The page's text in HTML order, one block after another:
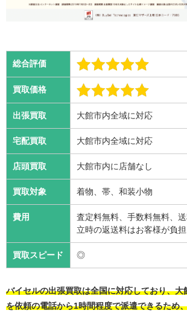
総合評価
買取価格
出張買取 大館市内全域に対応
宅配買取 大館市内全域に対応
店頭買取 大館市内に店舗なし
買取対象 着物、帯、和装小物
費用
査定料無料、手数料無料、
立時の返送料はお客様が負担
買取スピード ◎
バイセルの出張買取は全国に対応しており、大
を依頼の電話から1時間程度で派遣できるため